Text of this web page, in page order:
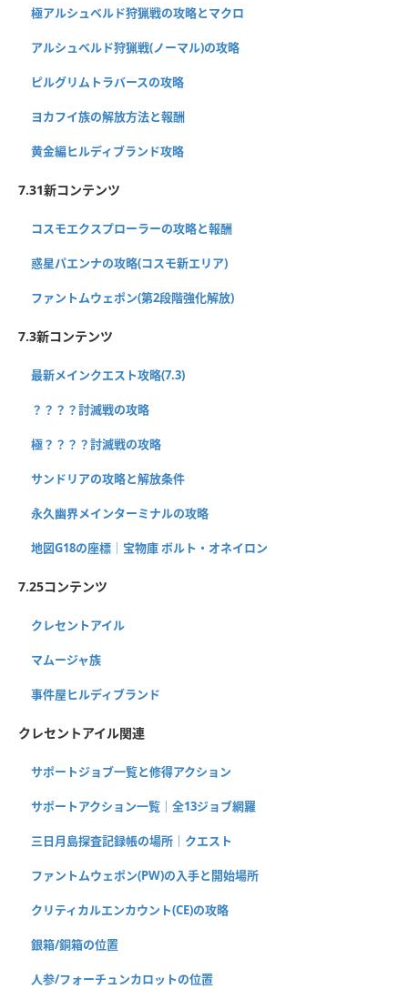
極アルシュベルド狩猟戦の攻略とマクロ
アルシュベルド狩猟戦(ノーマル)の攻略
ピルグリムトラバースの攻略
ヨカフイ族の解放方法と報酬
黄金編ヒルディブランド攻略
7.31新コンテンツ
コスモエクスプローラーの攻略と報酬
惑星パエンナの攻略(コスモ新エリア)
ファントムウェポン(第2段階強化解放)
7.3新コンテンツ
最新メインクエスト攻略(7.3)
？？？？討滅戦の攻略
極？？？？討滅戦の攻略
サンドリアの攻略と解放条件
永久幽界メインターミナルの攻略
地図G18の座標│宝物庫 ボルト・オネイロン
7.25コンテンツ
クレセントアイル
マムージャ族
事件屋ヒルディブランド
クレセントアイル関連
サポートジョブ一覧と修得アクション
サポートアクション一覧｜全13ジョブ網羅
三日月島探査記録帳の場所｜クエスト
ファントムウェポン(PW)の入手と開始場所
クリティカルエンカウント(CE)の攻略
銀箱/銅箱の位置
人参/フォーチュンカロットの位置